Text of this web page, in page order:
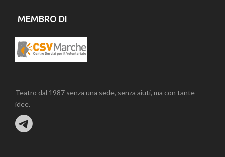
MEMBRO DI
Teatro dal 1987 senza una sede, senza aiuti, ma con tante
idee.